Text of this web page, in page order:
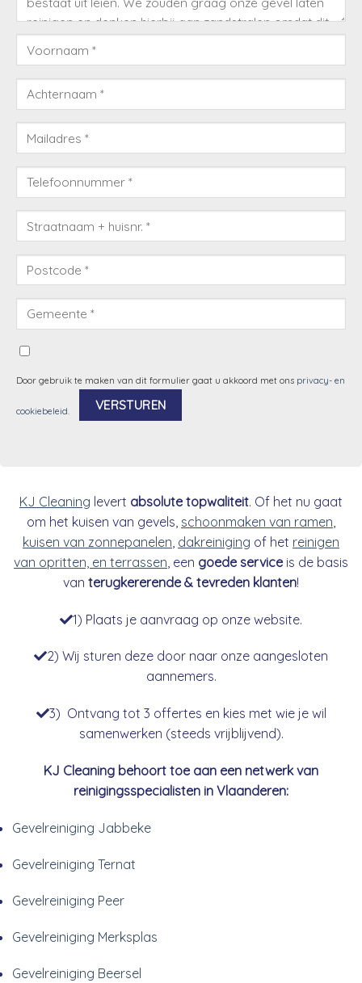
Door gebruik te maken van dit formulier gaat u akkoord met ons privacy- en
cookiebeleid.
KJ Cleaning levert absolute topwaliteit. Of het nu gaat
om het kuisen van gevels, schoonmaken van ramen
kuisen van zonnepanelen dakreiniging of het reinigen
van opritten, en terrassen , een goede serviceis de basis
van terugkererende & tevreden klanten!
1) Plaats je aanvraag op onze website.
2) Wij sturen deze door naar onze aangesloten
aannemers.
3) Ontvang tot 3 offertes en kies met wie je wil
samenwerken (steeds vrijblijvend).
KJ Cleaning behoort toe aan een netwerk van
reinigingsspecialisten in Vlaanderen:
Gevelreiniging Jabbeke
Gevelreiniging Ternat
Gevelreiniging Peer
Gevelreiniging Merksplas
Gevelreiniging Beersel